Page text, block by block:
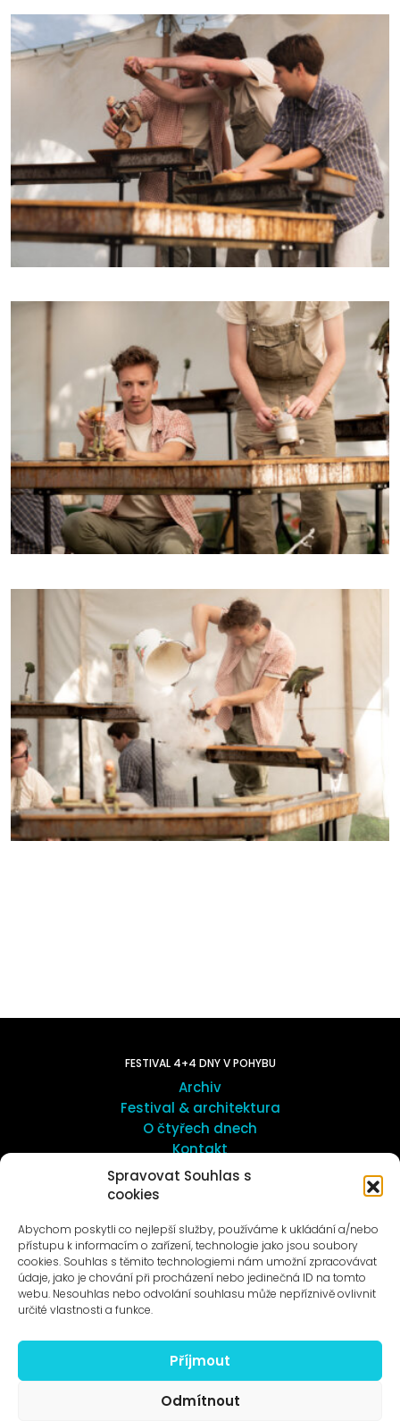
Spravovat Souhlas s
cookies
Abychom poskytli co nejlepší služby, používáme k ukládání a/nebo
přístupu k informacím o zařízení, technologie jako jsou soubory
cookies. Souhlas s těmito technologiemi nám umožní zpracovávat
údaje, jako je chování při procházení nebo jedinečná ID na tomto
webu. Nesouhlas nebo odvolání souhlasu může nepříznivě ovlivnit
určité vlastnosti a funkce.
Příjmout
Odmítnout
FESTIVAL 4+4 DNY V POHYBU
Archiv
Festival & architektura
O čtyřech dnech
Kontakt
O umění v Motole
Novinky na e-mail